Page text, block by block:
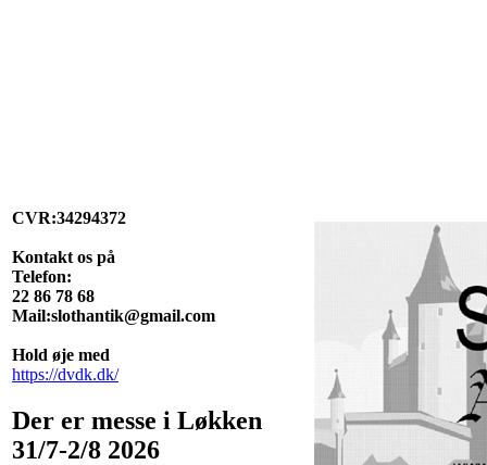
CVR:34294372
Kontakt os på
Telefon:
22 86 78 68
Mail:slothantik@gmail.com
Hold øje med
https://dvdk.dk/
Der er messe i Løkken
31/7-2/8 2026